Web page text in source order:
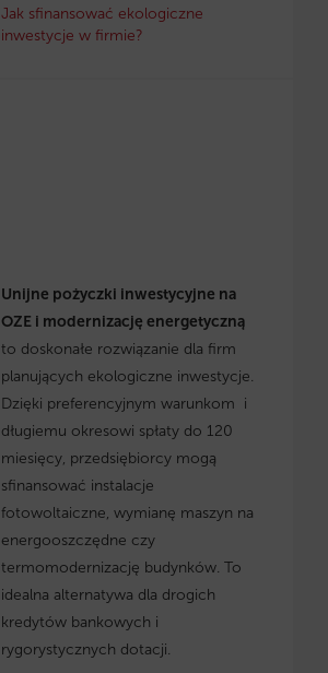
Jak sfinansować ekologiczne
inwestycje w firmie?
Unijne pożyczki inwestycyjne na
OZE i modernizację energetyczną
to doskonałe rozwiązanie dla firm
planujących ekologiczne inwestycje.
Dzięki preferencyjnym warunkom i
długiemu okresowi spłaty do 120
miesięcy, przedsiębiorcy mogą
sfinansować instalacje
fotowoltaiczne, wymianę maszyn na
energooszczędne czy
termomodernizację budynków. To
idealna alternatywa dla drogich
kredytów bankowych i
rygorystycznych dotacji.